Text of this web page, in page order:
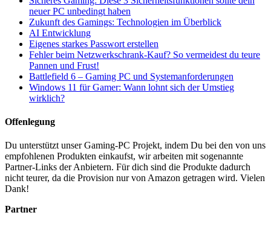
neuer PC unbedingt haben
Zukunft des Gamings: Technologien im Überblick
AI Entwicklung
Eigenes starkes Passwort erstellen
Fehler beim Netzwerkschrank-Kauf? So vermeidest du teure
Pannen und Frust!
Battlefield 6 – Gaming PC und Systemanforderungen
Windows 11 für Gamer: Wann lohnt sich der Umstieg
wirklich?
Offenlegung
Du unterstützt unser Gaming-PC Projekt, indem Du bei den von uns
empfohlenen Produkten einkaufst, wir arbeiten mit sogenannte
Partner-Links der Anbietern. Für dich sind die Produkte dadurch
nicht teurer, da die Provision nur von Amazon getragen wird. Vielen
Dank!
Partner